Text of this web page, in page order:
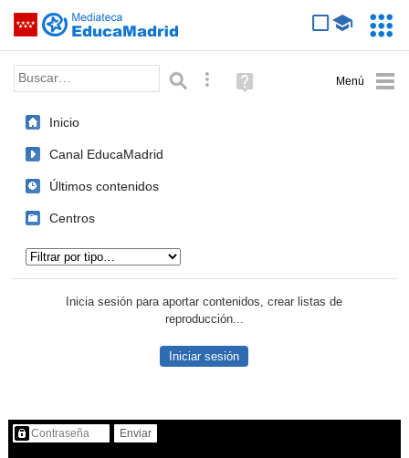
Saltar navegación
Palabra o frase: Búsqueda avanzada
Ayuda
(en
Inicio
Canal EducaMadrid
Últimos contenidos
Centros
Inicia sesión para aportar contenidos, crear listas de
reproducción...
Iniciar sesión
Contenido protegido…